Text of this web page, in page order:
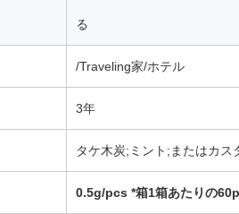
る
/Traveling家/ホテル
3年
タケ木炭;ミント;またはカス
0.5g/pcs *箱1箱あたりの